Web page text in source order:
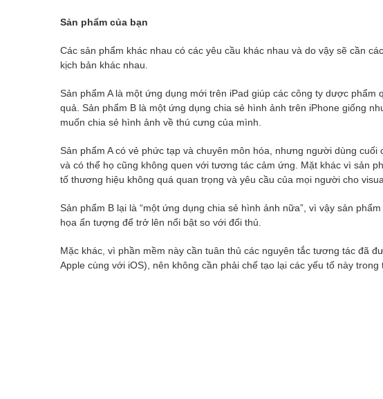
Sản phẩm của bạn
Các sản phẩm khác nhau có các yêu cầu khác nhau và do vậy sẽ cần
kịch bản khác nhau.
Sản phẩm A là một ứng dụng mới trên iPad giúp các công ty dược phẩm
quả. Sản phẩm B là một ứng dụng chia sẻ hình ảnh trên iPhone giống
muốn chia sẻ hình ảnh về thú cưng của mình.
Sản phẩm A có vẻ phức tạp và chuyên môn hóa, nhưng người dùng cuối
và có thể họ cũng không quen với tương tác cảm ứng. Mặt khác vì sản
tố thương hiệu không quá quan trọng và yêu cầu của mọi người cho
Sản phẩm B lại là “một ứng dụng chia sẻ hình ảnh nữa”, vì vậy sản
họa ấn tượng để trở lên nổi bật so với đối thủ.
Mặc khác, vì phần mềm này cần tuân thủ các nguyên tắc tương tác đã
Apple cùng với iOS), nên không cần phải chế tạo lại các yếu tố này trong